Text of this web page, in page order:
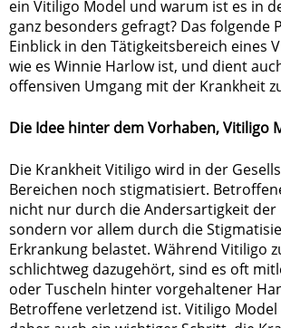
ein Vitiligo Model und warum ist es in
ganz besonders gefragt? Das folgende
Einblick in den Tätigkeitsbereich eines
wie es Winnie Harlow ist, und dient
offensiven Umgang mit der Krankheit
Die Idee hinter dem Vorhaben, Vitiligo
Die Krankheit Vitiligo wird in der
Bereichen noch stigmatisiert.
nicht nur durch die Andersartigkeit der
sondern vor allem durch die
Erkrankung belastet. Während Vitiligo
schlichtweg dazugehört, sind es oft
oder Tuscheln hinter vorgehaltener
Betroffene verletzend ist. Vitiligo